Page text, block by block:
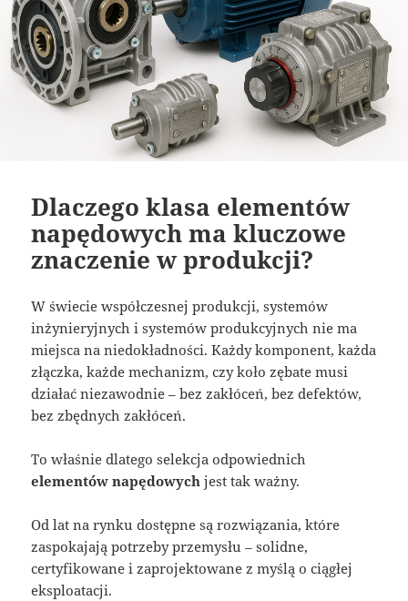
Dlaczego klasa elementów
napędowych ma kluczowe
znaczenie w produkcji?
W świecie współczesnej produkcji, systemów
inżynieryjnych i systemów produkcyjnych nie ma
miejsca na niedokładności. Każdy komponent, każda
złączka, każde mechanizm, czy koło zębate musi
działać niezawodnie – bez zakłóceń, bez defektów,
bez zbędnych zakłóceń.
To właśnie dlatego selekcja odpowiednich
elementów napędowych jest tak ważny.
Od lat na rynku dostępne są rozwiązania, które
zaspokajają potrzeby przemysłu – solidne,
certyfikowane i zaprojektowane z myślą o ciągłej
eksploatacji.